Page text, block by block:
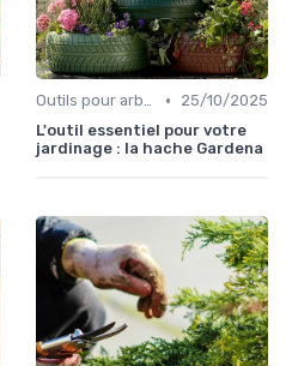
Outils pour arbres et arbustes •
25/10/2025
L'outil essentiel pour votre
jardinage : la hache Gardena